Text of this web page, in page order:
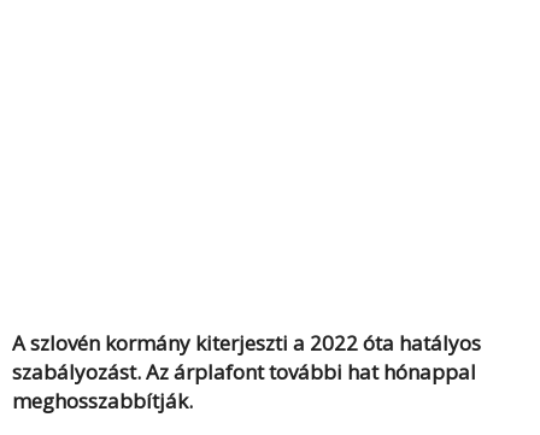
A szlovén kormány kiterjeszti a 2022 óta hatályos
szabályozást. Az árplafont további hat hónappal
meghosszabbítják.